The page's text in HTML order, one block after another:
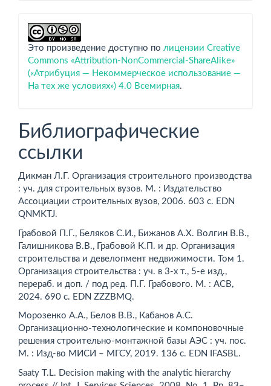
Это произведение доступно по лицензии Creative
Commons «Attribution-NonCommercial-ShareAlike»
(«Атрибуция — Некоммерческое использование —
На тех же условиях») 4.0 Всемирная.
Библиографические
ссылки
Дикман Л.Г. Организация строительного производства
: уч. для строительных вузов. М. : Издательство
Ассоциации строительных вузов, 2006. 603 с. EDN
QNMKTJ.
Грабовой П.Г., Беляков С.И., Бижанов А.Х. Волгин В.В.,
Галишникова В.В., Грабовой К.П. и др. Организация
строительства и девелопмент недвижимости. Том 1.
Организация строительства : уч. в 3-х т., 5-е изд.,
перераб. и доп. / под ред. П.Г. Грабового. М. : АСВ,
2024. 690 с. EDN ZZZBMQ.
Морозенко А.А., Белов В.В., Кабанов А.С.
Организационно-технологические и компоновочные
решения строительно-монтажной базы АЭС : уч. пос.
М. : Изд-во МИСИ – МГСУ, 2019. 136 с. EDN IFASBL.
Saaty T.L. Decision making with the analytic hierarchy